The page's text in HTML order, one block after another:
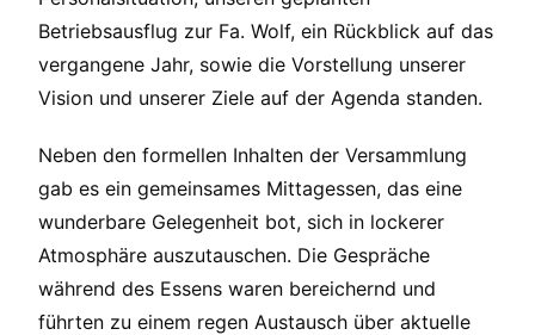
Betriebsausflug zur Fa. Wolf, ein Rückblick auf das
vergangene Jahr, sowie die Vorstellung unserer
Vision und unserer Ziele auf der Agenda standen.
Neben den formellen Inhalten der Versammlung
gab es ein gemeinsames Mittagessen, das eine
wunderbare Gelegenheit bot, sich in lockerer
Atmosphäre auszutauschen. Die Gespräche
während des Essens waren bereichernd und
führten zu einem regen Austausch über aktuelle